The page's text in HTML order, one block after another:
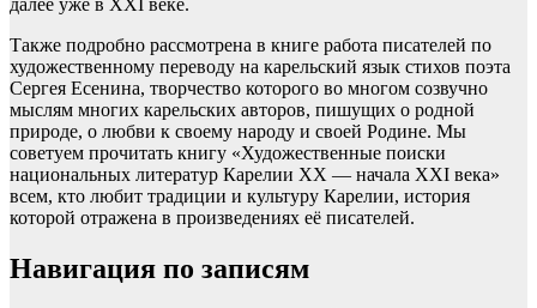
далее уже в XXI веке.
Также подробно рассмотрена в книге работа писателей по
художественному переводу на карельский язык стихов поэта
Сергея Есенина, творчество которого во многом созвучно
мыслям многих карельских авторов, пишущих о родной
природе, о любви к своему народу и своей Родине. Мы
советуем прочитать книгу «Художественные поиски
национальных литератур Карелии XX — начала XXI века»
всем, кто любит традиции и культуру Карелии, история
которой отражена в произведениях её писателей.
Навигация по записям